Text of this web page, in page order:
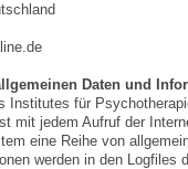
Daten und
Institutes für
mit jedem Aufruf der
eine Reihe von
werden in den